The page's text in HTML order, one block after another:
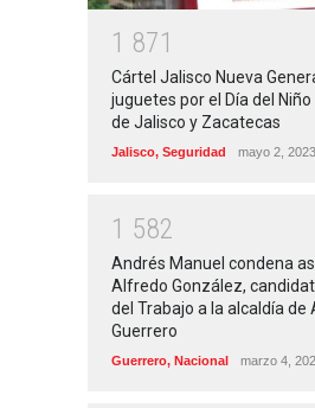
1 871
Cártel Jalisco Nueva
juguetes por el Día del
de Jalisco y Zacatecas
Jalisco, Seguridad mayo 2, 2023
1 582
Andrés Manuel condena
Alfredo González,
del Trabajo a la alcaldía de
Guerrero
Guerrero, Nacional marzo 4,